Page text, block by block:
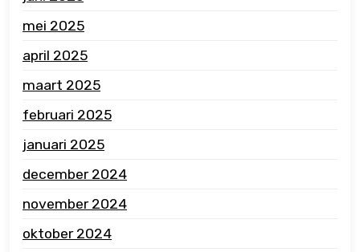
mei 2025
april 2025
maart 2025
februari 2025
januari 2025
december 2024
november 2024
oktober 2024